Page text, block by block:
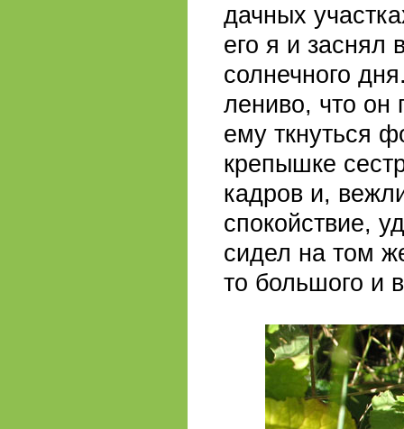
дачных
его я и заснял
солнечного
лениво, что он
ему ткнуться
крепышке
кадров и,
спокойствие,
сидел на том
то большого и